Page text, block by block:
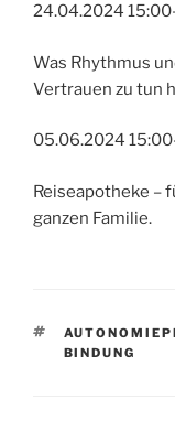
24.04.2024
Was Rhythmus
Vertrauen zu tun
05.06.2024
Reiseapotheke –
ganzen Familie.
BINDUNG